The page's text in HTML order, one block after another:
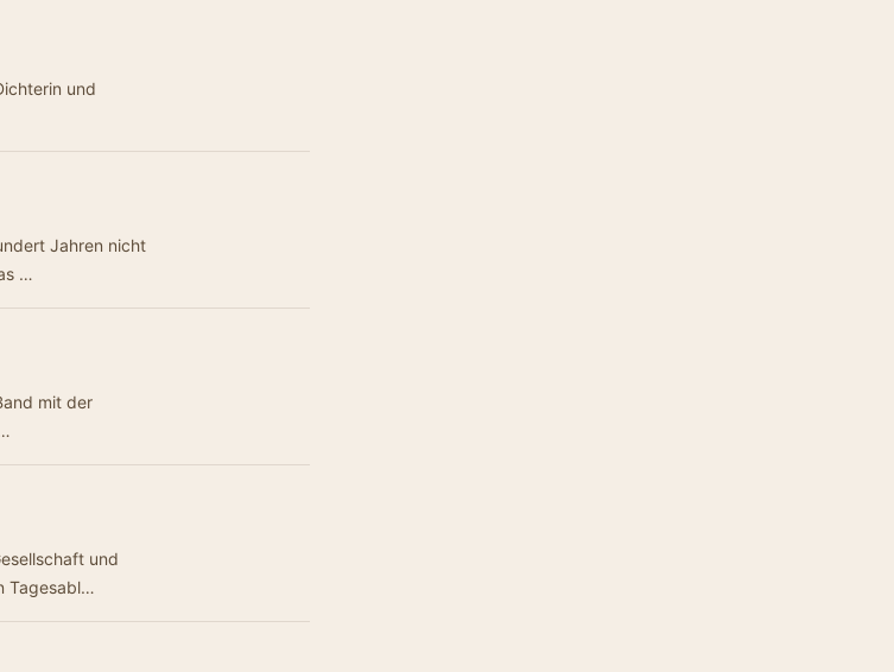
und
Jahren nicht
…
mit der
und
Tagesabl…